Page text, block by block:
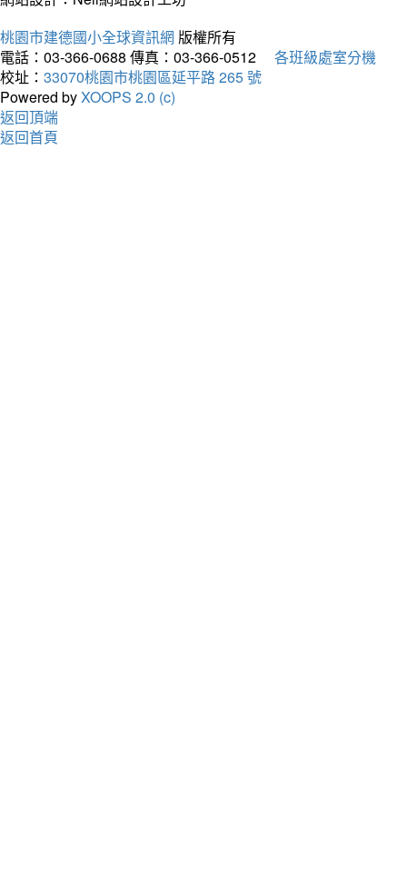
桃園市建德國小全球資訊網 版權所有
電話：03-366-0688 傳真：03-366-0512
各班級處室分機
校址： 33070桃園市桃園區延平路 265 號
Powered byXOOPS 2.0 (c)
返回頂端
返回首頁